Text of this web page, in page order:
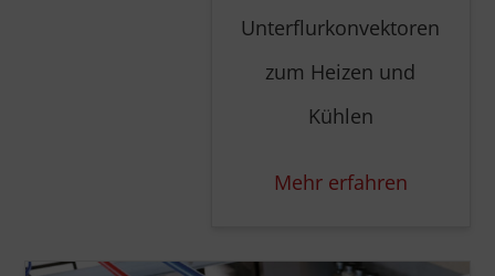
Unterflurkonvektoren
zum Heizen und
Kühlen
Mehr erfahren